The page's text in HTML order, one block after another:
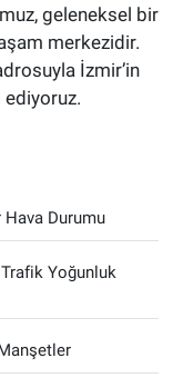
geleneksel bir
merkezidir.
İzmir’in
Hava Durumu
Yoğunluk